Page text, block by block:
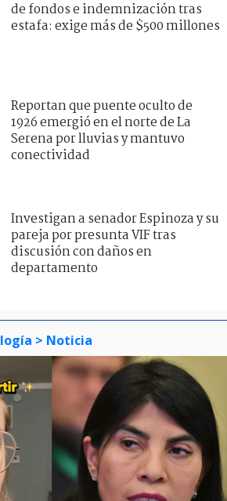
de fondos e indemnización tras
estafa: exige más de $500 millones
Reportan que puente oculto de
1926 emergió en el norte de La
Serena por lluvias y mantuvo
conectividad
Investigan a senador Espinoza y su
pareja por presunta VIF tras
discusión con daños en
departamento
> Noticia